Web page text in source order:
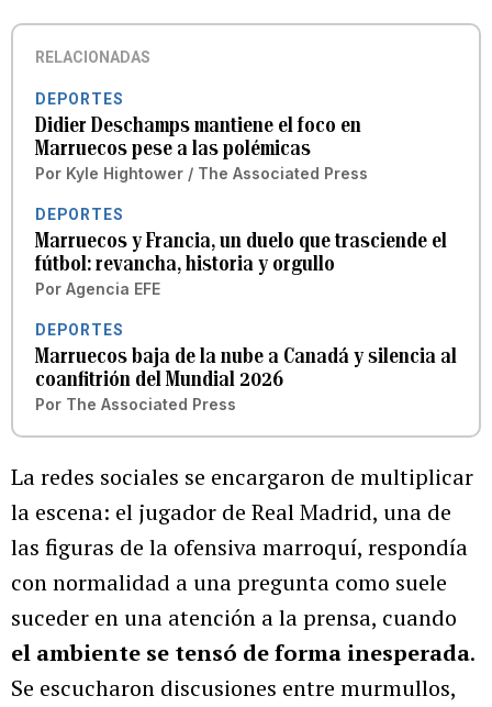
RELACIONADAS
DEPORTES
Didier Deschamps mantiene el foco en
Marruecos pese a las polémicas
Por Kyle Hightower / The Associated Press
DEPORTES
Marruecos y Francia, un duelo que trasciende el
fútbol: revancha, historia y orgullo
Por Agencia EFE
DEPORTES
Marruecos baja de la nube a Canadá y silencia al
coanfitrión del Mundial 2026
Por The Associated Press
La redes sociales se encargaron de multiplicar
la escena: el jugador de Real Madrid, una de
las figuras de la ofensiva marroquí, respondía
con normalidad a una pregunta como suele
suceder en una atención a la prensa, cuando
el ambiente se tensó de forma inesperada.
Se escucharon discusiones entre murmullos,